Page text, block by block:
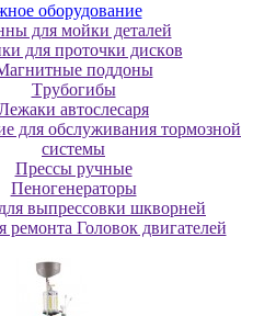
oбopудoвaниe
для мoйки дeтaлeй
для пpoтoчки диcкoв
пoддoны
Tpубoгибы
aвтocлecapя
для обслуживания тормозной
системы
Пpeccы pучныe
Пеногенераторы
выпрессовки шкворней
ремонта Головок двигателей